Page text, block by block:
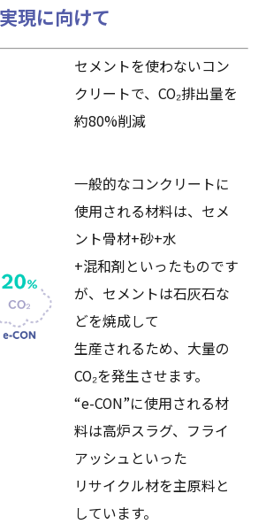
現に向けて
セメントを使わないコン
クリートで、CO₂排出量を
約80%削減
一般的なコンクリートに
使用される材料は、セメ
ント骨材+砂+水
+混和剤といったものです
が、セメントは石灰石な
どを焼成して
生産されるため、大量の
CO₂を発生させます。
“e-CON”に使用される材
料は高炉スラグ、フライ
アッシュといった
リサイクル材を主原料と
しています。